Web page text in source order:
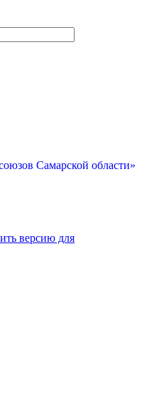
Самарской области»
версию для